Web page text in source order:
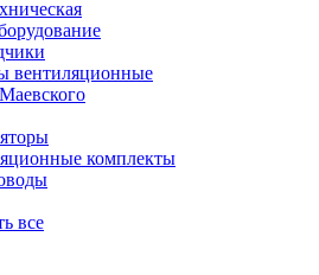
вентиляционные
комплекты
все